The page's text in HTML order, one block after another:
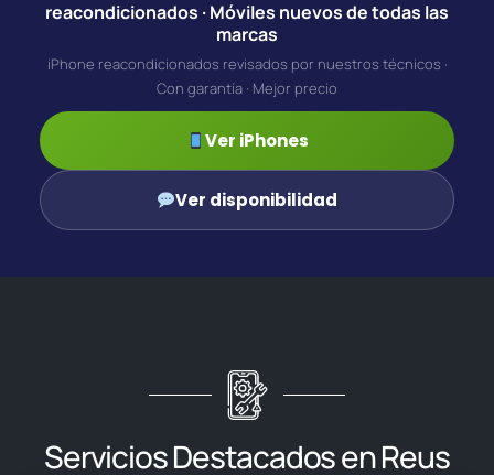
reacondicionados · Móviles nuevos de todas las
marcas
iPhone reacondicionados revisados por nuestros técnicos ·
Con garantía · Mejor precio
Ver iPhones
Ver disponibilidad
Servicios Destacados en Reus